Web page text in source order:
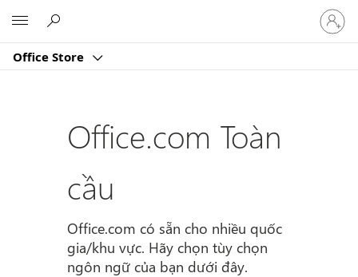
Office Store
Đăng
nhập
tài
của
Office.com Toàn
cầu
Office.com có sẵn cho nhiều quốc
gia/khu vực. Hãy chọn tùy chọn
ngôn ngữ của bạn dưới đây.